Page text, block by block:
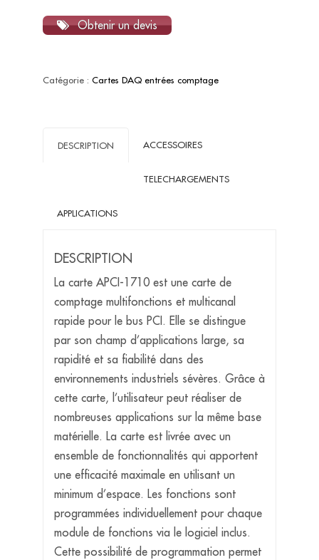
Obtenir un devis
Catégorie : Cartes DAQ entrées comptage
DESCRIPTION ACCESSOIRES
TELECHARGEMENTS
APPLICATIONS
DESCRIPTION
La carte APCI-1710 est une carte de
comptage multifonctions et multicanal
rapide pour le bus PCI. Elle se distingue
par son champ d’applications large, sa
rapidité et sa fiabilité dans des
environnements industriels sévères. Grâce à
cette carte, l’utilisateur peut réaliser de
nombreuses applications sur la même base
matérielle. La carte est livrée avec un
ensemble de fonctionnalités qui apportent
une efficacité maximale en utilisant un
minimum d’espace. Les fonctions sont
programmées individuellement pour chaque
module de fonctions via le logiciel inclus.
Cette possibilité de programmation permet